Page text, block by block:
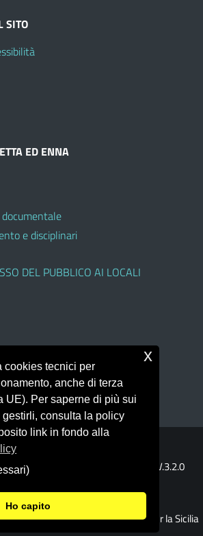
SITO
ED ENNA
e disciplinari
DEL PUBBLICO AI LOCALI
piattaforma
sul tema accessibile
V.3.2.0
2026 Ufficio Scolastico Regionale per la Sicilia
cookies tecnici per
anche di terza
UE). Per saperne di più sui
consulta la policy
link in fondo alla
Ho capito
x